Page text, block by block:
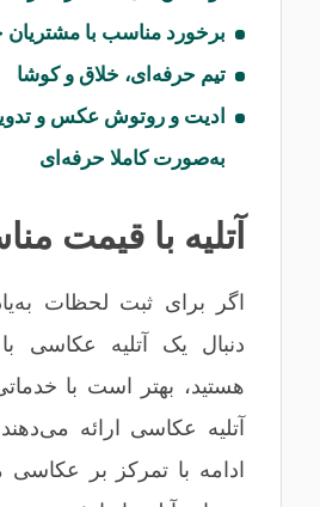
برخورد مناسب با مشتریان
تیم حرفه‌ای، خلاق و کوشا
ادیت و روتوش عکس و
به‌صورت کاملا حرفه‌ای
آتلیه با قیمت
اگر برای ثبت لحظات
دنبال یک آتلیه عکاسی
هستید، بهتر است با
آتلیه عکاسی ارائه
ادامه با تمرکز بر